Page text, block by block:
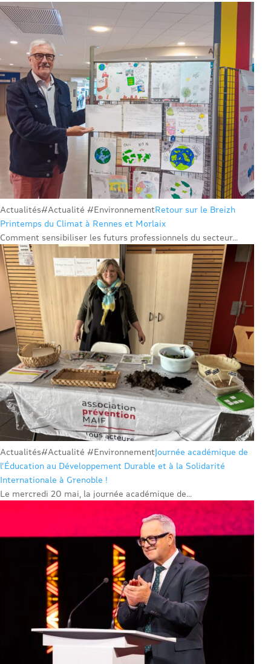
Actualités#Actualité #EnvironnementRetour sur le Breizh
Printemps du Climat à Rennes et Morlaix
Comment sensibiliser les futurs professionnels du secteur...
Actualités#Actualité #EnvironnementJournée académique de
l’Éducation au Développement Durable et à la Solidarité
Internationale à Grenoble !
Le mercredi 20 mai, la journée académique de...